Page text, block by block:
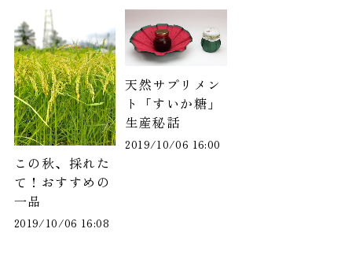
この秋、採れた
て！おすすめの
一品
2019/10/06 16:08
天然サプリメン
ト「すいか糖」
生産秘話
2019/10/06 16:00